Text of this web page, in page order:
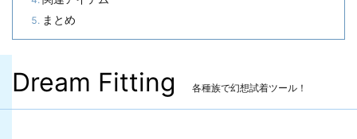
まとめ
Dream Fitting 各種族で幻想試着ツール！